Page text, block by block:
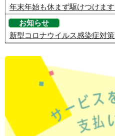
年末年始も休まず駆けつけます
お知らせ
新型コロナウイルス感染症対